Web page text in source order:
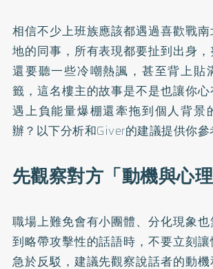
相信不少上班族應該都遇過喜歡戰
地的同事，所有表現都要扯到出身
還要聽一些冷嘲熱諷，甚至背上貼
籤，這名樓主的故事是不是也讓你
遇上負能量爆棚還牽拖到個人背景
辦？以下分析和Giver的建議提供你參
先觀察對方「動機與心理
職場上難免會有小團體、分化現象
到略帶攻擊性的話語時，不要立刻
急於反駁，建議先觀察說話者的動